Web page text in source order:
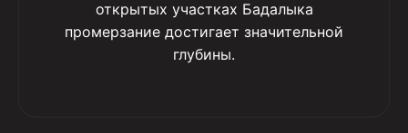
открытых участках Бадалыка
промерзание достигает значительной
глубины.